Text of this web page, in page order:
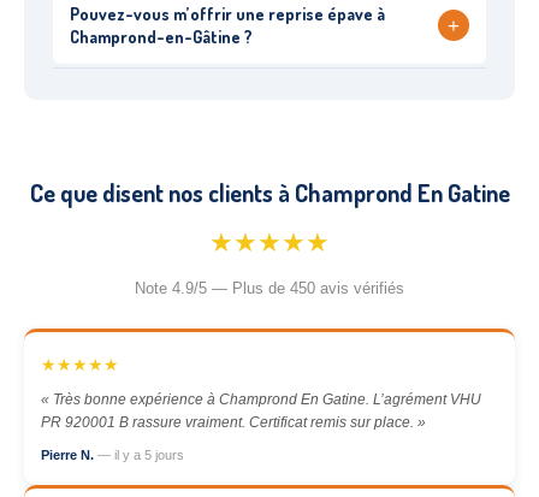
Pouvez-vous m’offrir une reprise épave à
Champrond-en-Gâtine ?
+
Ce que disent nos clients à Champrond En Gatine
★★★★★
Note 4.9/5 — Plus de 450 avis vérifiés
★★★★★
« Très bonne expérience à Champrond En Gatine. L’agrément VHU
PR 920001 B rassure vraiment. Certificat remis sur place. »
Pierre N. — il y a 5 jours